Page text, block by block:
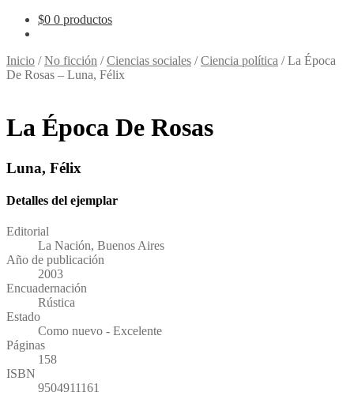
$0 0 productos
Inicio /No ficción /Ciencias sociales /Ciencia política /La Época
De Rosas – Luna, Félix
La Época De Rosas
Luna, Félix
Detalles del ejemplar
Editorial
La Nación, Buenos Aires
Año de publicación
2003
Encuadernación
Rústica
Estado
Como nuevo - Excelente
Páginas
158
ISBN
9504911161